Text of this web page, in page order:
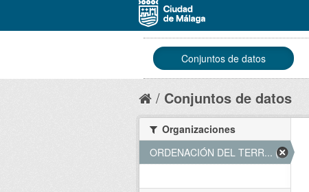
Conjuntos de datos
Conjuntos de datos
Organizaciones
ORDENACIÓN DEL TERR... (1)